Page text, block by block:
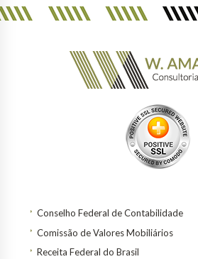
Conselho Federal de Contabilidade
Comissão de Valores Mobiliários
Receita Federal do Brasil